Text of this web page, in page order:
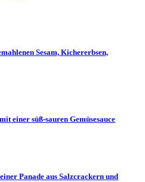
Sesam, Kichererbsen,
einer süß-sauren Gemüsesauce
Panade aus Salzcrackern und